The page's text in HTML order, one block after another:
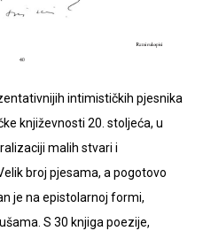
intimističkih pjesnika
književnosti 20. stoljeća, u
malih stvari i
broj pjesama, a pogotovo
je na epistolarnoj formi,
S 30 knjiga poezije,